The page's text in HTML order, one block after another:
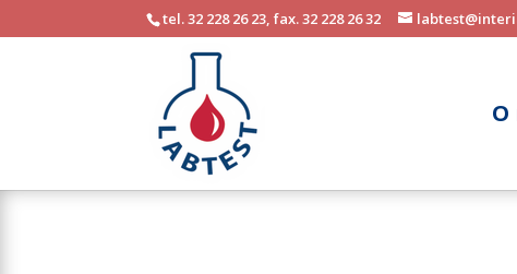
tel. 32 228 26 23, fax. 32 228 26 32
O